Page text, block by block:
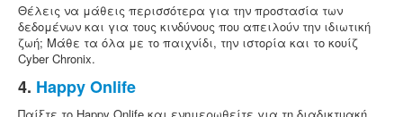
Θέλεις να μάθεις περισσότερα για την προστασία των
δεδομένων και για τους κινδύνους που απειλούν την ιδιωτική
ζωή; Μάθε τα όλα με το παιχνίδι, την ιστορία και το κουίζ
Cyber Chronix.
4. Happy Onlife